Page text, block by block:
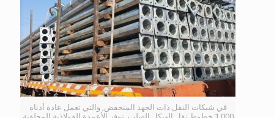
في شبكات النقل ذات الجهد المنخفض, والتي تعمل عادة أدناه